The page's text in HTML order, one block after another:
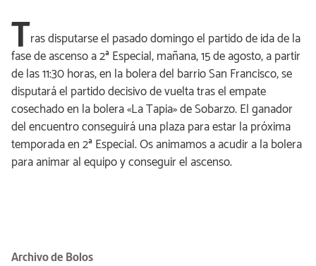
Tras disputarse el pasado domingo el partido de ida de la
fase de ascenso a 2ª Especial, mañana, 15 de agosto, a partir
de las 11:30 horas, en la bolera del barrio San Francisco, se
disputará el partido decisivo de vuelta tras el empate
cosechado en la bolera «La Tapia» de Sobarzo. El ganador
del encuentro conseguirá una plaza para estar la próxima
temporada en 2ª Especial. Os animamos a acudir a la bolera
para animar al equipo y conseguir el ascenso.
Archivo de Bolos